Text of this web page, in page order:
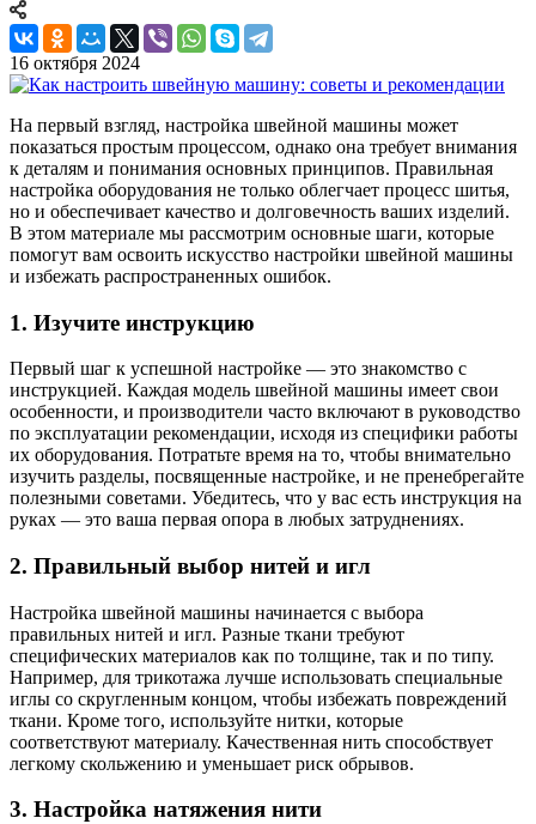
16 октября 2024
На первый взгляд, настройка швейной машины может
показаться простым процессом, однако она требует внимания
к деталям и понимания основных принципов. Правильная
настройка оборудования не только облегчает процесс шитья,
но и обеспечивает качество и долговечность ваших изделий.
В этом материале мы рассмотрим основные шаги, которые
помогут вам освоить искусство настройки швейной машины
и избежать распространенных ошибок.
1. Изучите инструкцию
Первый шаг к успешной настройке — это знакомство с
инструкцией. Каждая модель швейной машины имеет свои
особенности, и производители часто включают в руководство
по эксплуатации рекомендации, исходя из специфики работы
их оборудования. Потратьте время на то, чтобы внимательно
изучить разделы, посвященные настройке, и не пренебрегайте
полезными советами. Убедитесь, что у вас есть инструкция на
руках — это ваша первая опора в любых затруднениях.
2. Правильный выбор нитей и игл
Настройка швейной машины начинается с выбора
правильных нитей и игл. Разные ткани требуют
специфических материалов как по толщине, так и по типу.
Например, для трикотажа лучше использовать специальные
иглы со скругленным концом, чтобы избежать повреждений
ткани. Кроме того, используйте нитки, которые
соответствуют материалу. Качественная нить способствует
легкому скольжению и уменьшает риск обрывов.
3. Настройка натяжения нити